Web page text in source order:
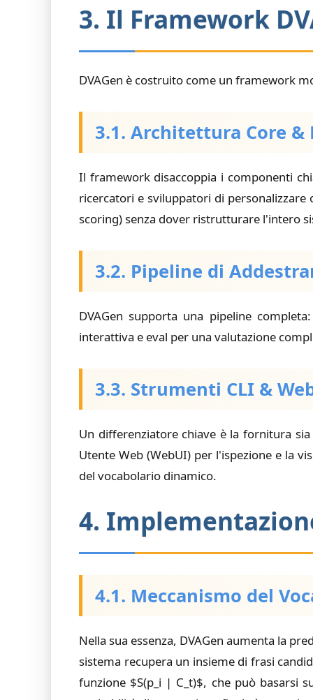
3. Il Framework
DVAGen è costruito come un framework
3.1. Architettura Core &
Il framework disaccoppia i componenti
ricercatori e sviluppatori di
scoring) senza dover ristrutturare l'intero
3.2. Pipeline di
DVAGen supporta una pipeline
interattiva e eval per una valutazione
3.3. Strumenti CLI &
Un differenziatore chiave è la fornitura
Utente Web (WebUI) per l'ispezione e la
del vocabolario dinamico.
4.
4.1. Meccanismo del
Nella sua essenza, DVAGen aumenta la
sistema recupera un insieme di frasi
funzione $S(p_i | C_t)$, che può basarsi